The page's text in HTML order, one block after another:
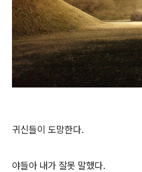
귀신들이 도망한다.
야들아 내가 잘못 말했다.